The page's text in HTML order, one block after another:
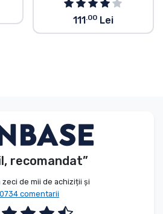
111.00Lei
recomandat”
zeci de mii de achiziții și
comentarii